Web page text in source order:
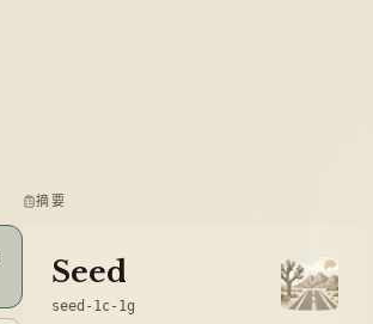
摘要
Seed
seed-1c-1g